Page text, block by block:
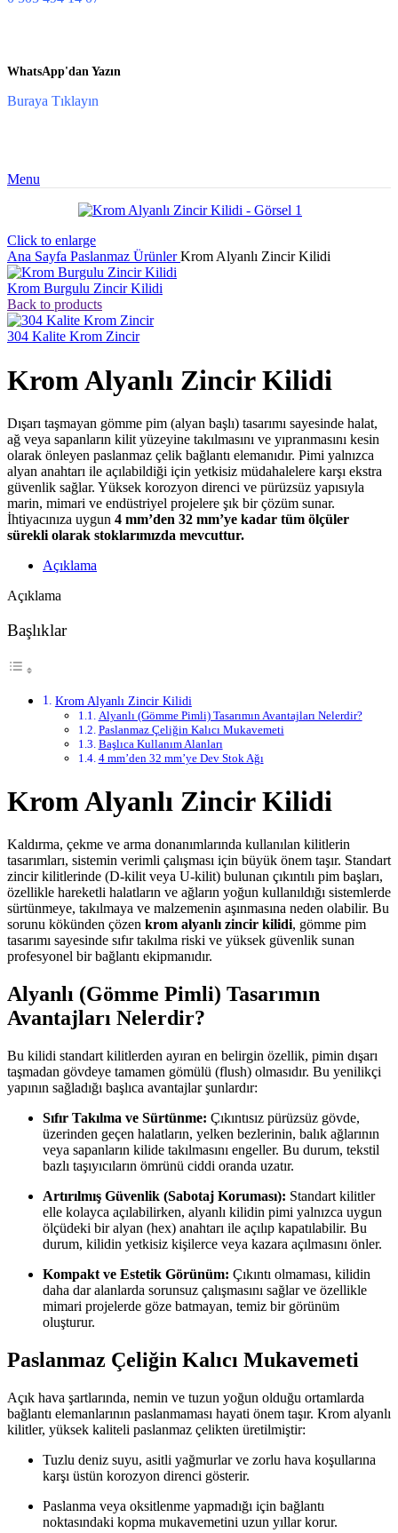
WhatsApp'dan Yazın
Buraya Tıklayın
Menu
Click to enlarge
Ana Sayfa Paslanmaz ÜrünlerKrom Alyanlı Zincir Kilidi
Krom Burgulu Zincir Kilidi
Back to products
304 Kalite Krom Zincir
Krom Alyanlı Zincir Kilidi
Dışarı taşmayan gömme pim (alyan başlı) tasarımı sayesinde halat,
ağ veya sapanların kilit yüzeyine takılmasını ve yıpranmasını kesin
olarak önleyen paslanmaz çelik bağlantı elemanıdır. Pimi yalnızca
alyan anahtarı ile açılabildiği için yetkisiz müdahalelere karşı ekstra
güvenlik sağlar. Yüksek korozyon direnci ve pürüzsüz yapısıyla
marin, mimari ve endüstriyel projelere şık bir çözüm sunar.
İhtiyacınıza uygun 4 mm’den 32 mm’ye kadar tüm ölçüler
sürekli olarak stoklarımızda mevcuttur.
Açıklama
Açıklama
Başlıklar
Krom Alyanlı Zincir Kilidi
Alyanlı (Gömme Pimli) Tasarımın Avantajları Nelerdir?
Paslanmaz Çeliğin Kalıcı Mukavemeti
Başlıca Kullanım Alanları
4 mm’den 32 mm’ye Dev Stok Ağı
Krom Alyanlı Zincir Kilidi
Kaldırma, çekme ve arma donanımlarında kullanılan kilitlerin
tasarımları, sistemin verimli çalışması için büyük önem taşır. Standart
zincir kilitlerinde (D-kilit veya U-kilit) bulunan çıkıntılı pim başları,
özellikle hareketli halatların ve ağların yoğun kullanıldığı sistemlerde
sürtünmeye, takılmaya ve malzemenin aşınmasına neden olabilir. Bu
sorunu kökünden çözen krom alyanlı zincir kilidi, gömme pim
tasarımı sayesinde sıfır takılma riski ve yüksek güvenlik sunan
profesyonel bir bağlantı ekipmanıdır.
Alyanlı (Gömme Pimli) Tasarımın
Avantajları Nelerdir?
Bu kilidi standart kilitlerden ayıran en belirgin özellik, pimin dışarı
taşmadan gövdeye tamamen gömülü (flush) olmasıdır. Bu yenilikçi
yapının sağladığı başlıca avantajlar şunlardır:
Sıfır Takılma ve Sürtünme: Çıkıntısız pürüzsüz gövde,
üzerinden geçen halatların, yelken bezlerinin, balık ağlarının
veya sapanların kilide takılmasını engeller. Bu durum, tekstil
bazlı taşıyıcıların ömrünü ciddi oranda uzatır.
Artırılmış Güvenlik (Sabotaj Koruması): Standart kilitler
elle kolayca açılabilirken, alyanlı kilidin pimi yalnızca uygun
ölçüdeki bir alyan (hex) anahtarı ile açılıp kapatılabilir. Bu
durum, kilidin yetkisiz kişilerce veya kazara açılmasını önler.
Kompakt ve Estetik Görünüm: Çıkıntı olmaması, kilidin
daha dar alanlarda sorunsuz çalışmasını sağlar ve özellikle
mimari projelerde göze batmayan, temiz bir görünüm
oluşturur.
Paslanmaz Çeliğin Kalıcı Mukavemeti
Açık hava şartlarında, nemin ve tuzun yoğun olduğu ortamlarda
bağlantı elemanlarının paslanmaması hayati önem taşır. Krom alyanlı
kilitler, yüksek kaliteli paslanmaz çelikten üretilmiştir:
Tuzlu deniz suyu, asitli yağmurlar ve zorlu hava koşullarına
karşı üstün korozyon direnci gösterir.
Paslanma veya oksitlenme yapmadığı için bağlantı
noktasındaki kopma mukavemetini uzun yıllar korur.